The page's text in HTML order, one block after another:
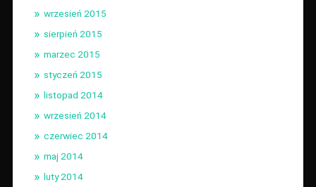
wrzesień 2015
sierpień 2015
marzec 2015
styczeń 2015
listopad 2014
wrzesień 2014
czerwiec 2014
maj 2014
luty 2014